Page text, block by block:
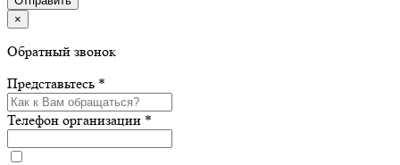
×
Обратный звонок
Представьтесь *
Телефон организации *